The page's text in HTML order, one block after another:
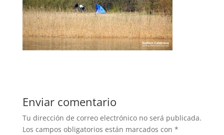
Enviar comentario
Tu dirección de correo electrónico no será publicada.
Los campos obligatorios están marcados con *